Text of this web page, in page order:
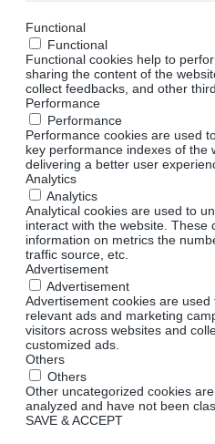
Functional
Functional
Functional cookies help to
sharing the content of the
collect feedbacks, and other
Performance
Performance
Performance cookies are used
key performance indexes of the
delivering a better user
Analytics
Analytics
Analytical cookies are used to
interact with the website. These
information on metrics the
traffic source, etc.
Advertisement
Advertisement
Advertisement cookies are
relevant ads and marketing
visitors across websites and
customized ads.
Others
Others
Other uncategorized cookies
analyzed and have not been
SAVE & ACCEPT